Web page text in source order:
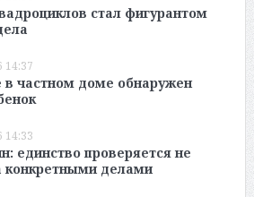
стал фигурантом
14:37
в частном доме обнаружен
14:33
единство проверяется не
конкретными делами